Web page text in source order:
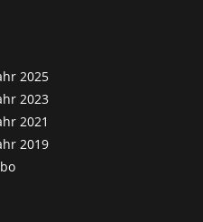
2025
2023
2021
2019